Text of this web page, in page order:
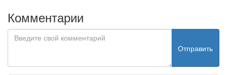
Комментарии
Отправить